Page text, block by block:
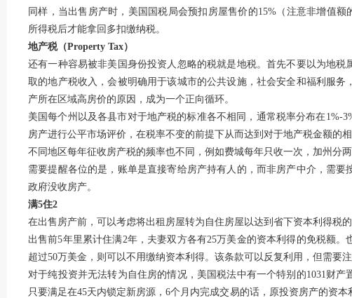
同样，当出售房产时，美国国税局会预扣房屋售价的15%（注意非增值额
所得税后才能拿回多扣缴纳税。
地产税（Property Tax）
还有一种容易被非美国身份投资人忽略的税就是地税。首先不要以为地税
取的地产税收入，会被明确用于该城市的公共设施，社会安全和福利服务
产所在区域高房价的原因，成为一个正向循环。
美国每个州以及各县市对于地产税的标准各不相同，通常税率分布在1%-
房产进行公平市场评价，在税率不变的前提下从而达到对于地产税金额的相
不同地区每年征收房产税的频率也不同，例如费城每年只收一次，加州分
需要提醒各位的是，账单是直接寄给房产持有人的，而非房产中介，需要
政府没收房产。
满5住2
在出售房产前，可以考虑将出租房屋转为自住房屋以达到省下资本利得税的
出售前5年里累计住满2年，夫妻双方各有25万美金的资本利得的免税额
超过50万美金，则可以不用缴纳资本利得。该条款可以反复利用，但需要
对于纯投资并无法转为自住房的情况，美国税法中有一个特别的1031财产
只要满足在45天内锁定新房源，6个月内完成交易的话，原投资房产的资